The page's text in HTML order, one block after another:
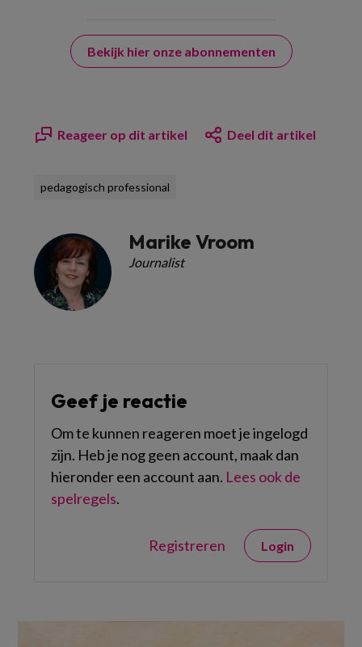
Bekijk hier onze abonnementen
Reageer op dit artikel Deel dit artikel
pedagogisch professional
Marike Vroom
Journalist
Geef je reactie
Om te kunnen reageren moet je ingelogd
zijn. Heb je nog geen account, maak dan
hieronder een account aan. Lees ook de
spelregels.
Registreren Login